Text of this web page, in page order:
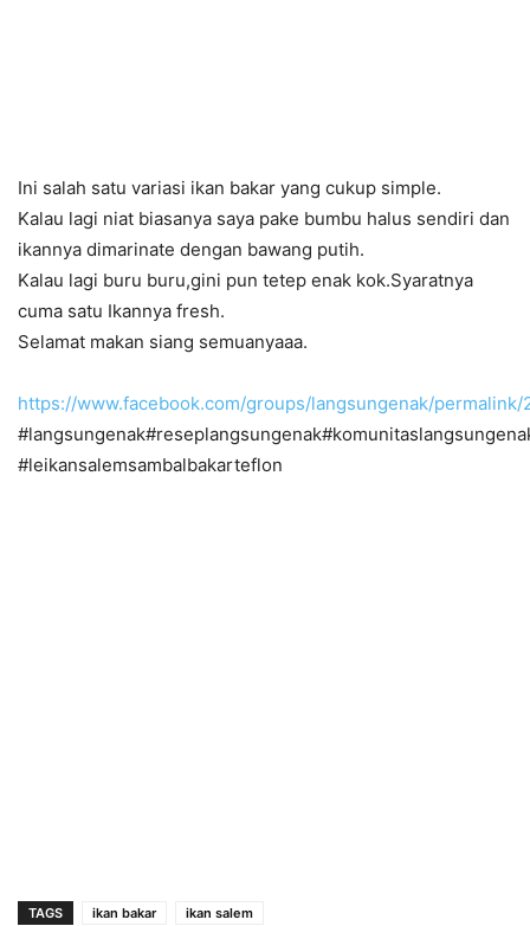
Ini salah satu variasi ikan bakar yang cukup simple.
Kalau lagi niat biasanya saya pake bumbu halus sendiri dan
ikannya dimarinate dengan bawang putih.
Kalau lagi buru buru,gini pun tetep enak kok.Syaratnya
cuma satu Ikannya fresh.
Selamat makan siang semuanyaaa.
https://www.facebook.com/groups/langsungenak/permalink/
#leikansalemsambalbakarteflon
TAGS ikan bakar ikan salem